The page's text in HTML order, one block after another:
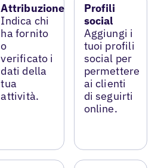
Attribuzione
Indica chi
ha fornito
o
verificato i
dati della
tua
attività.
Profili
social
Aggiungi i
tuoi profili
social per
permettere
ai clienti
di seguirti
online.